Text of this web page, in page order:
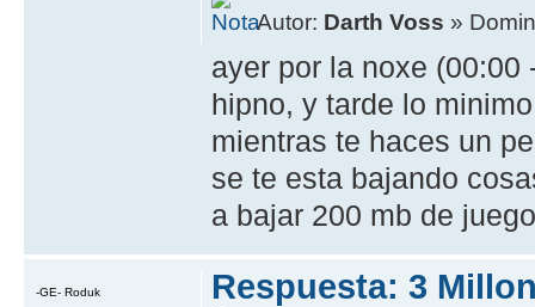
Autor: Darth Voss »
ayer por la noxe
hipno, y tarde lo
mientras te haces un
se te esta bajando
a bajar 200 mb de
Respuesta: 3
-GE- Roduk